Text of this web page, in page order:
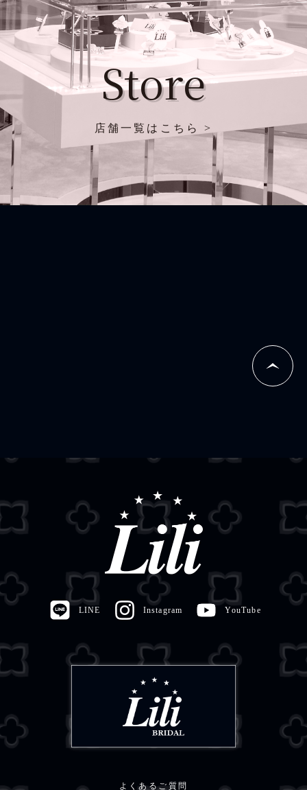
Store
店舗一覧はこちら >
よくあるご質問
LINE Instagram YouTube